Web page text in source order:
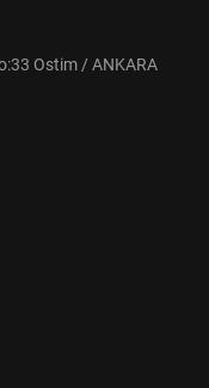
Ostim / ANKARA